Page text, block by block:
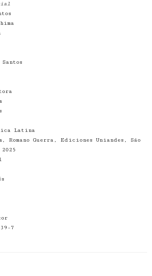
Latina
Romano Guerra, Ediciones Uniandes, São
7